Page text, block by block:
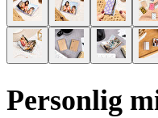
Personlig